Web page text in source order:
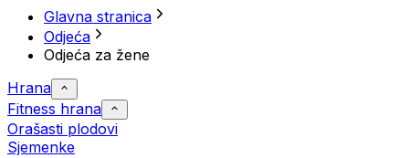
Glavna stranica
Odjeća
Odjeća za žene
Hrana
Fitness hrana
Orašasti plodovi
Sjemenke